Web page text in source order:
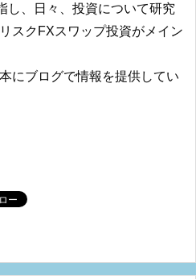
し、日々、投資について研究
スクFXスワップ投資がメイン
にブログで情報を提供してい